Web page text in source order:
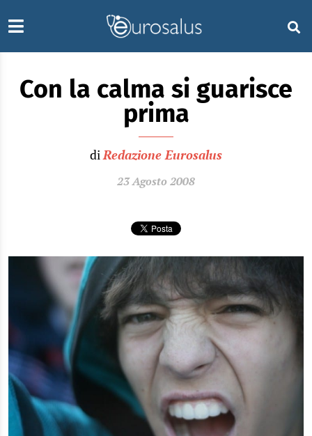
Con la calma si guarisce
prima
diRedazione Eurosalus
23 Agosto 2008